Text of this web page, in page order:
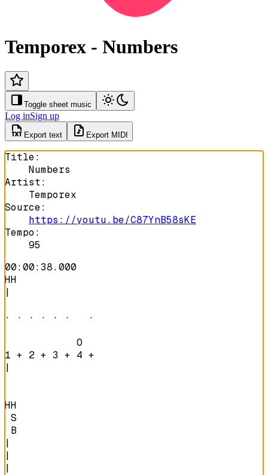
Temporex - Numbers
Toggle sheet music
Log inSign up
Export text Export MIDI
Title:
Numbers
Artist:
Temporex
Source:
https://youtu.be/C87YnB58sKE
Tempo :
95
00:00:38.000
HH
|
· · · · · ·   ·
            O
1 + 2 + 3 + 4 +
|
HH
S
B
|
|
|